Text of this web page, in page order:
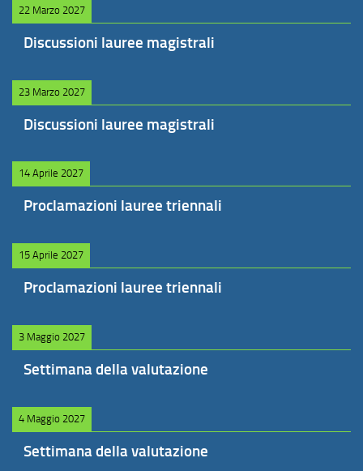
22 Marzo 2027
Discussioni lauree magistrali
23 Marzo 2027
Discussioni lauree magistrali
14 Aprile 2027
Proclamazioni lauree triennali
15 Aprile 2027
Proclamazioni lauree triennali
3 Maggio 2027
Settimana della valutazione
4 Maggio 2027
Settimana della valutazione